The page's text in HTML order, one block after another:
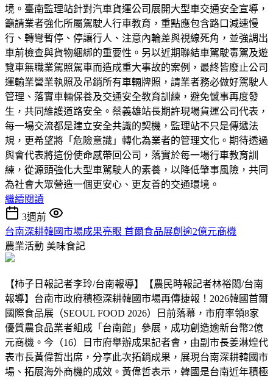
境。臺南監理站針對汽車貨運公司展開大型車交通安全宣導，
籲請業者強化所屬駕駛人行車教育，重點應包含路口減速慢
行、轉彎暫停、停讓行人、注意內輪差與視線死角，並強調出
車前檢查與貨物綑綁的重要性。另以近期聯結車駕駛毒駕及遊
覽車無職業駕照駕車而造成重大事故的案例，最終皆廢止公司
運輸業營業執照及吊銷所有車輛牌照，請業者務必做好駕駛人
管理、落實車輛保養及交通安全教育訓練，避免憾事再度發
生，共同維護道路安全。蔡義雄站長期許現場貨運公司代表，
每一場交流都是建立安全共識的契機，監理站不只是傳遞法
規，更希望將「危險意識」轉化為業者的管理文化。期待透過
與會代表將這份使命感帶回公司，落實於每一場行車教育訓
練，從源頭強化大型車駕駛人的素養，以降低肇事風險，共同
為社會大眾營造一個更安心、更友善的交通環境。
繼續閱讀
3週前
台南深耕韓國市場成果亮眼 首爾食品展創逾2億元商機
農業活動 美味食記
【柿子日報記者李玲/台南報導】【農民時報記者林裕閎/台南
報導】台南市政府積極深耕韓國市場再傳捷報！2026韓國首爾
國際食品展（SEOUL FOOD 2026）日前落幕，市府率領8家
優質農食品業者組成「台南館」參展，成功創造逾新台幣2億
元商機。今（16）日市府舉辦成果記者會，由副市長姜淋煌代
表市長黃偉哲出席，分享此次拓銷成果，展現台南深耕韓國市
場、拓展海外商機的成效。黃偉哲表示，韓國是台南近年積極